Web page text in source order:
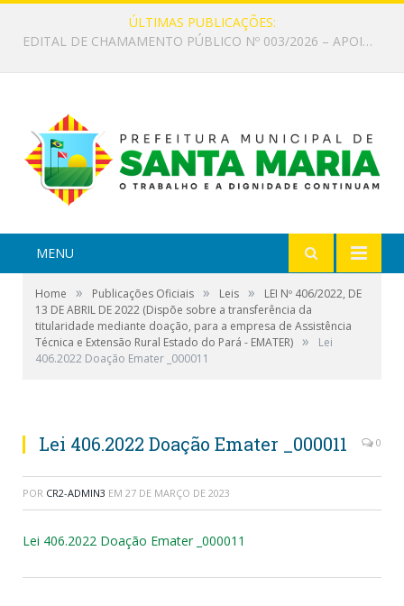
ÚLTIMAS PUBLICAÇÕES:
EDITAL DE CHAMAMENTO PÚBLICO Nº 002/2026 – FOMENTO À EXECUÇÃO DE AÇÕES CULTURAIS
MENU
Home » Publicações Oficiais » Leis »
LEI Nº 406/2022, DE
13 DE ABRIL DE 2022 (Dispõe sobre a transferência da
titularidade mediante doação, para a empresa de Assistência
Técnica e Extensão Rural Estado do Pará - EMATER) »
Lei
406.2022 Doação Emater _000011
Lei 406.2022 Doação Emater _000011 0
POR CR2-ADMIN3 EM 27 DE MARÇO DE 2023
Lei 406.2022 Doação Emater _000011